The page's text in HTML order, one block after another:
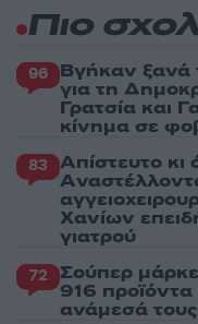
Πιο
96 Βγήκαν ξανά
για τη
Γρατσία και
κίνημα σε
83 Απίστευτο κι
Χανίων
γιατρού
72 Σούπερ
916
ανάμεσά